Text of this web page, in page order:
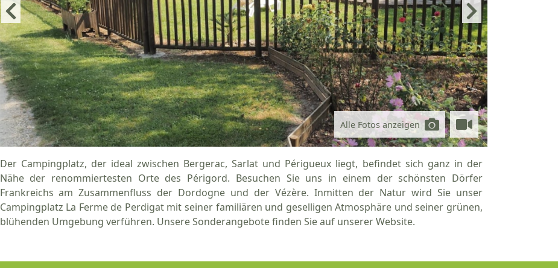
Alle Fotos anzeigen
Der Campingplatz, der ideal zwischen Bergerac, Sarlat und Périgueux liegt, befindet sich ganz in der
Nähe der renommiertesten Orte des Périgord. Besuchen Sie uns in einem der schönsten Dörfer
Frankreichs am Zusammenfluss der Dordogne und der Vézère. Inmitten der Natur wird Sie unser
Campingplatz La Ferme de Perdigat mit seiner familiären und geselligen Atmosphäre und seiner grünen,
blühenden Umgebung verführen. Unsere Sonderangebote finden Sie auf unserer Website.